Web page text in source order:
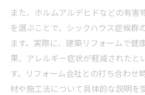
トとは
建築リフォームにおける
方
地産地消リフォームで地
両立
また、ホルムアルデヒドなどの有害
を選ぶことで、シックハウス症候群
ます。実際に、建築リフォームで健
果、アレルギー症状が軽減されたと
す。リフォーム会社との打ち合わせ
材や施工法について具体的な説明を